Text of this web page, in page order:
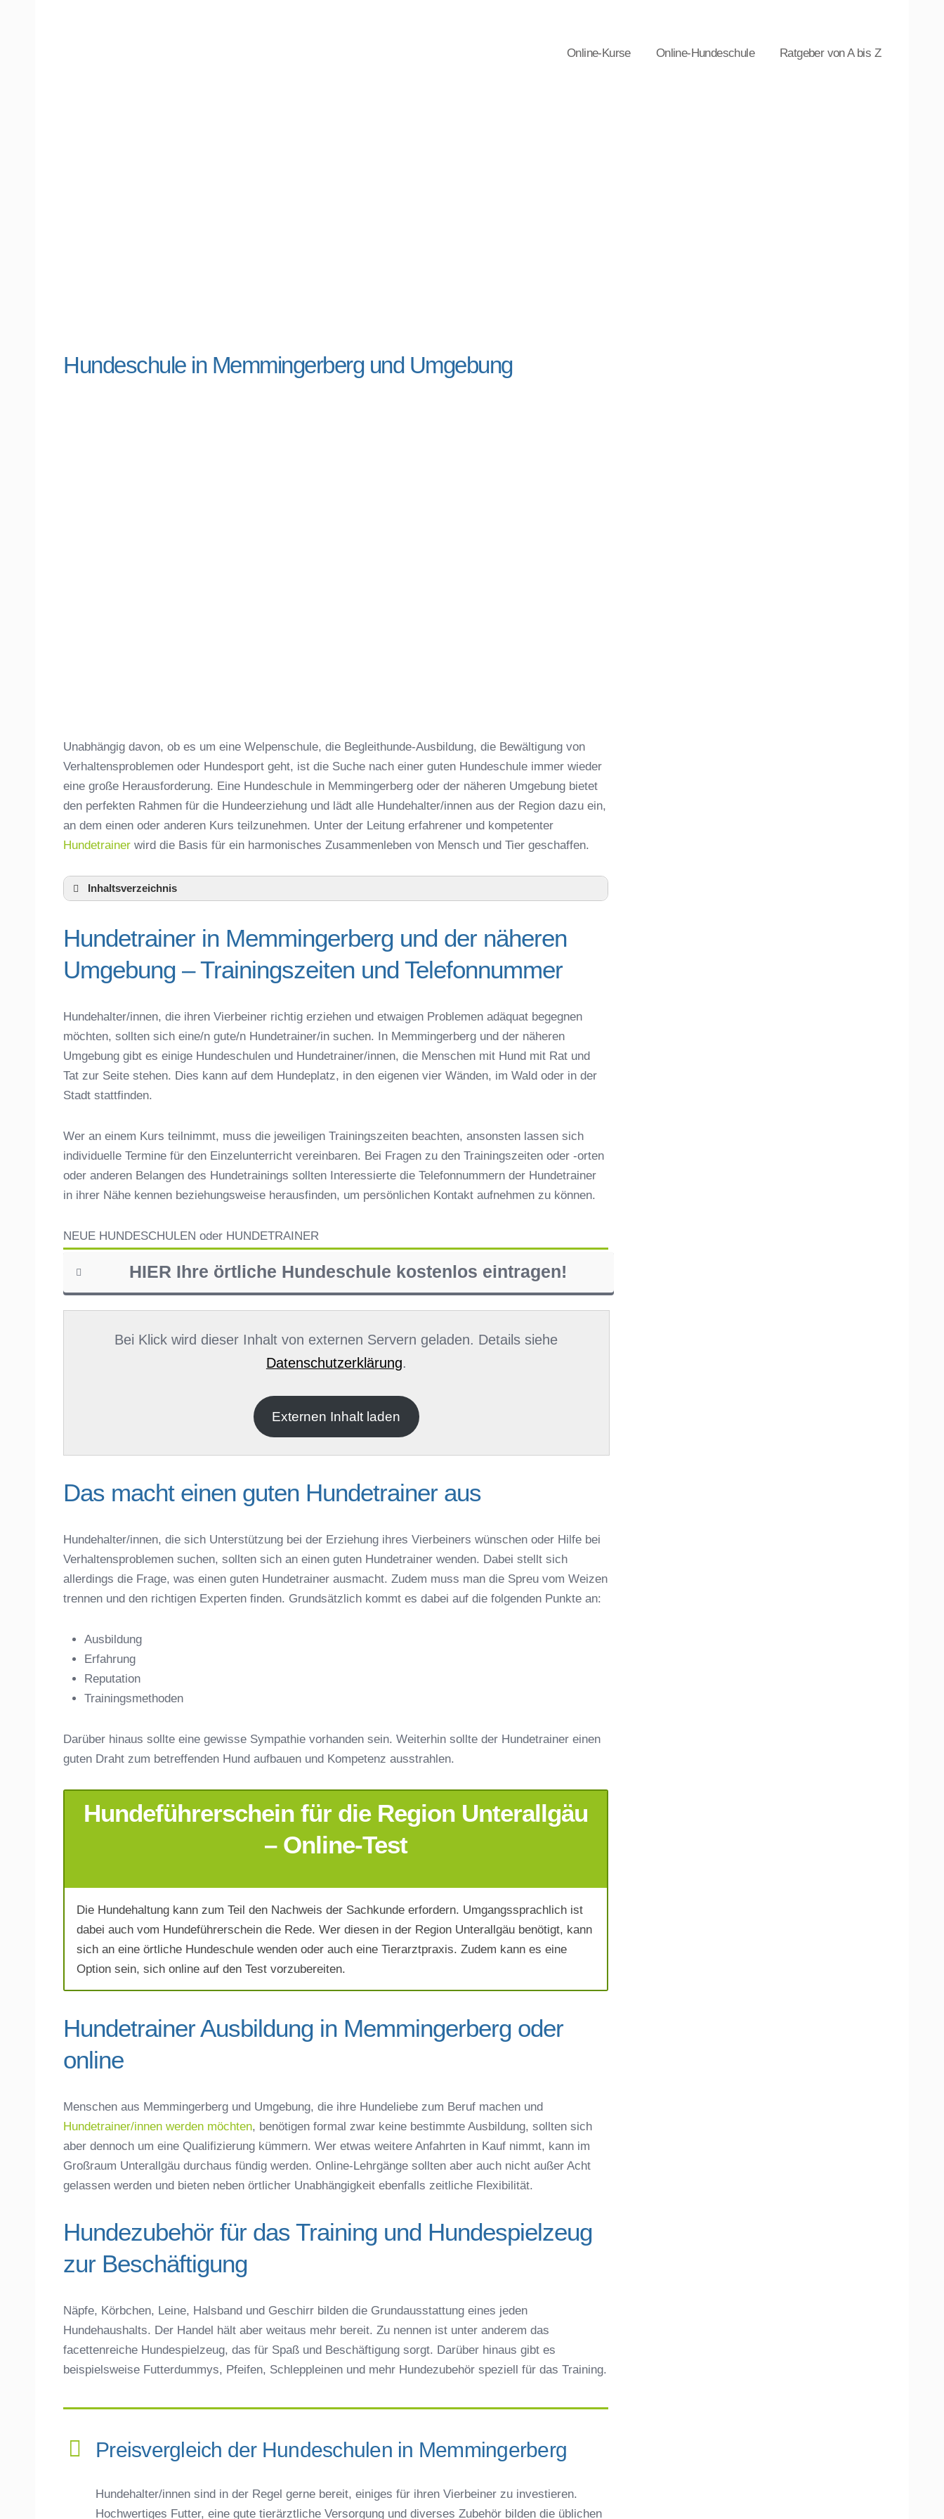
Online-Kurse Online-Hundeschule Ratgeber von A bis Z
Hundeschule in Memmingerberg und Umgebung
Unabhängig davon, ob es um eine Welpenschule, die Begleithunde-Ausbildung, die Bewältigung von
Verhaltensproblemen oder Hundesport geht, ist die Suche nach einer guten Hundeschule immer wieder
eine große Herausforderung. Eine Hundeschule in Memmingerberg oder der näheren Umgebung bietet
den perfekten Rahmen für die Hundeerziehung und lädt alle Hundehalter/innen aus der Region dazu ein,
an dem einen oder anderen Kurs teilzunehmen. Unter der Leitung erfahrener und kompetenter
Hundetrainer wird die Basis für ein harmonisches Zusammenleben von Mensch und Tier geschaffen.
Inhaltsverzeichnis
Hundetrainer in Memmingerberg und der näheren Umgebung – Trainingszeiten und
Telefonnummer
Das macht einen guten Hundetrainer aus
Hundeführerschein für die Region Unterallgäu – Online-Test
Hundezubehör für das Training und Hundespielzeug zur Beschäftigung
Preisvergleich der Hundeschulen in Memmingerberg
So findet man den richtigen Hundetrainer in Memmingerberg
Hundetrainer in Memmingerberg und der näheren
Umgebung – Trainingszeiten und Telefonnummer
Hundehalter/innen, die ihren Vierbeiner richtig erziehen und etwaigen Problemen adäquat begegnen
möchten, sollten sich eine/n gute/n Hundetrainer/in suchen. In Memmingerberg und der näheren
Umgebung gibt es einige Hundeschulen und Hundetrainer/innen, die Menschen mit Hund mit Rat und
Tat zur Seite stehen. Dies kann auf dem Hundeplatz, in den eigenen vier Wänden, im Wald oder in der
Stadt stattfinden.
Wer an einem Kurs teilnimmt, muss die jeweiligen Trainingszeiten beachten, ansonsten lassen sich
individuelle Termine für den Einzelunterricht vereinbaren. Bei Fragen zu den Trainingszeiten oder -orten
oder anderen Belangen des Hundetrainings sollten Interessierte die Telefonnummern der Hundetrainer
in ihrer Nähe kennen beziehungsweise herausfinden, um persönlichen Kontakt aufnehmen zu können.
NEUE HUNDESCHULEN oder HUNDETRAINER
HIER Ihre örtliche Hundeschule kostenlos eintragen!
Name der Hundeschule*
Anschrift
E-Mail-Adresse *
Telefonnummer*
Mit Absenden der Daten akzeptiere ich die
Absenden
Bei Klick wird dieser Inhalt von externen Servern geladen. Details siehe
Datenschutzerklärung.
Externen Inhalt laden
Das macht einen guten Hundetrainer aus
Hundehalter/innen, die sich Unterstützung bei der Erziehung ihres Vierbeiners wünschen oder Hilfe bei
Verhaltensproblemen suchen, sollten sich an einen guten Hundetrainer wenden. Dabei stellt sich
allerdings die Frage, was einen guten Hundetrainer ausmacht. Zudem muss man die Spreu vom Weizen
trennen und den richtigen Experten finden. Grundsätzlich kommt es dabei auf die folgenden Punkte an:
Ausbildung
Erfahrung
Reputation
Trainingsmethoden
Darüber hinaus sollte eine gewisse Sympathie vorhanden sein. Weiterhin sollte der Hundetrainer einen
guten Draht zum betreffenden Hund aufbauen und Kompetenz ausstrahlen.
Hundeführerschein für die Region Unterallgäu
– Online-Test
Die Hundehaltung kann zum Teil den Nachweis der Sachkunde erfordern. Umgangssprachlich ist
dabei auch vom Hundeführerschein die Rede. Wer diesen in der Region Unterallgäu benötigt, kann
sich an eine örtliche Hundeschule wenden oder auch eine Tierarztpraxis. Zudem kann es eine
Option sein, sich online auf den Test vorzubereiten.
Hundetrainer Ausbildung in Memmingerberg oder
online
Menschen aus Memmingerberg und Umgebung, die ihre Hundeliebe zum Beruf machen und
Hundetrainer/innen werden möchten, benötigen formal zwar keine bestimmte Ausbildung, sollten sich
aber dennoch um eine Qualifizierung kümmern. Wer etwas weitere Anfahrten in Kauf nimmt, kann im
Großraum Unterallgäu durchaus fündig werden. Online-Lehrgänge sollten aber auch nicht außer Acht
gelassen werden und bieten neben örtlicher Unabhängigkeit ebenfalls zeitliche Flexibilität.
Hundezubehör für das Training und Hundespielzeug
zur Beschäftigung
Näpfe, Körbchen, Leine, Halsband und Geschirr bilden die Grundausstattung eines jeden
Hundehaushalts. Der Handel hält aber weitaus mehr bereit. Zu nennen ist unter anderem das
facettenreiche Hundespielzeug, das für Spaß und Beschäftigung sorgt. Darüber hinaus gibt es
beispielsweise Futterdummys, Pfeifen, Schleppleinen und mehr Hundezubehör speziell für das Training.
Preisvergleich der Hundeschulen in Memmingerberg
Hundehalter/innen sind in der Regel gerne bereit, einiges für ihren Vierbeiner zu investieren.
Hochwertiges Futter, eine gute tierärztliche Versorgung und diverses Zubehör bilden die üblichen